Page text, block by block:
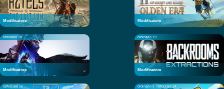
Modificatore Modificatore
ordinario 18
Modificatore
ordinario 19
Modificatore
rafforzare 16 ordinario 5 rafforzare 14